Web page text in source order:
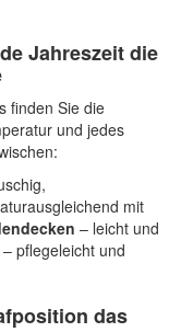
Jahreszeit die
finden Sie die
und jedes
mit
– leicht und
– pflegeleicht und
das